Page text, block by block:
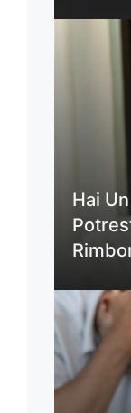
Hai